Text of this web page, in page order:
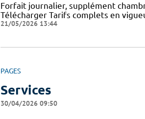
Forfait journalier, supplément
Télécharger Tarifs complets en
21/05/2026 13:44
PAGES
Services
30/04/2026 09:50